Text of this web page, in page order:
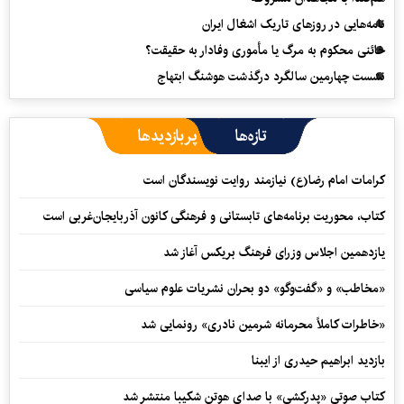
نامه‌هایی در روزهای تاریک اشغال ایران
خائنی محکوم به مرگ یا مأموری وفادار به حقیقت؟
نشست چهارمین سالگرد درگذشت هوشنگ ابتهاج
تازه‌ها پربازدیدها
کرامات امام رضا(ع) نیازمند روایت نویسندگان است
کتاب، محوریت برنامه‌های تابستانی و فرهنگی کانون آذربایجان‌غربی است
یازدهمین اجلاس وزرای فرهنگ بریکس آغاز شد
«مخاطب» و «گفت‌وگو» دو بحران نشریات علوم سیاسی
«خاطرات کاملاً محرمانه شرمین نادری» رونمایی شد
بازدید ابراهیم حیدری از ایبنا
کتاب صوتی «پدرکشی» با صدای هوتن شکیبا منتشر شد